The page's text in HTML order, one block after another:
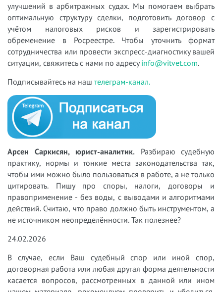
улучшений в арбитражных судах. Мы помогаем выбрать
оптимальную структуру сделки, подготовить договор с
учётом налоговых рисков и зарегистрировать
обременение в Росреестре. Чтобы уточнить формат
сотрудничества или провести экспресс-диагностику вашей
ситуации, свяжитесь с нами по адресуinfo@vitvet.com.
Подписывайтесь на наш телеграм-канал.
Арсен Саркисян, юрист-аналитик. Разбираю судебную
практику, нормы и тонкие места законодательства так,
чтобы ими можно было пользоваться в работе, а не только
цитировать. Пишу про споры, налоги, договоры и
правоприменение - без воды, с выводами и алгоритмами
действий. Считаю, что право должно быть инструментом, а
не источником неопределённости. Так полезнее?
24.02.2026
В случае, если Ваш судебный спор или иной спор,
договорная работа или любая другая форма деятельности
касается вопросов, рассмотренных в данной или ином